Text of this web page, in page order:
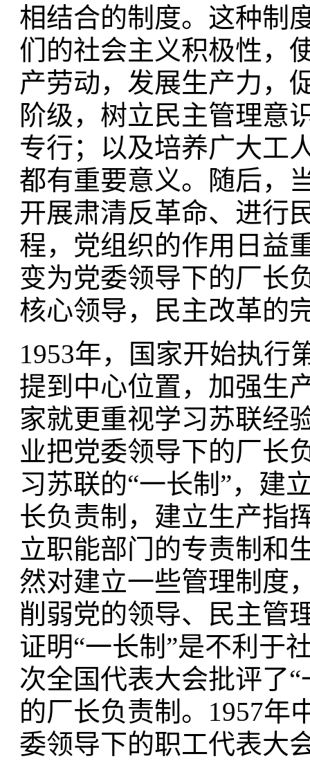
相结合的制度。这种制
们的社会主义积极性，
产劳动，发展生产力，
阶级，树立民主管理意
专行；以及培养广大工
都有重要意义。随后，
开展肃清反革命、进行
程，党组织的作用日益
变为党委领导下的厂长
核心领导，民主改革的
1953年，国家开始执行
提到中心位置，加强生
家就更重视学习苏联经
业把党委领导下的厂长
习苏联的“一长制”，建
长负责制，建立生产指
立职能部门的专责制和
然对建立一些管理制度
削弱党的领导、民主管
证明“一长制”是不利于
次全国代表大会批评了
的厂长负责制。1957年
委领导下的职工代表大